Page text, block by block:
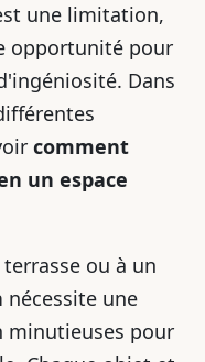
une limitation,
opportunité pour
Dans
comment
un espace
ou à un
nécessite une
minutieuses pour